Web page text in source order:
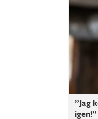
”Jag
igen!”